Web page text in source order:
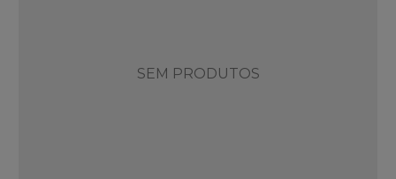
SEM PRODUTOS